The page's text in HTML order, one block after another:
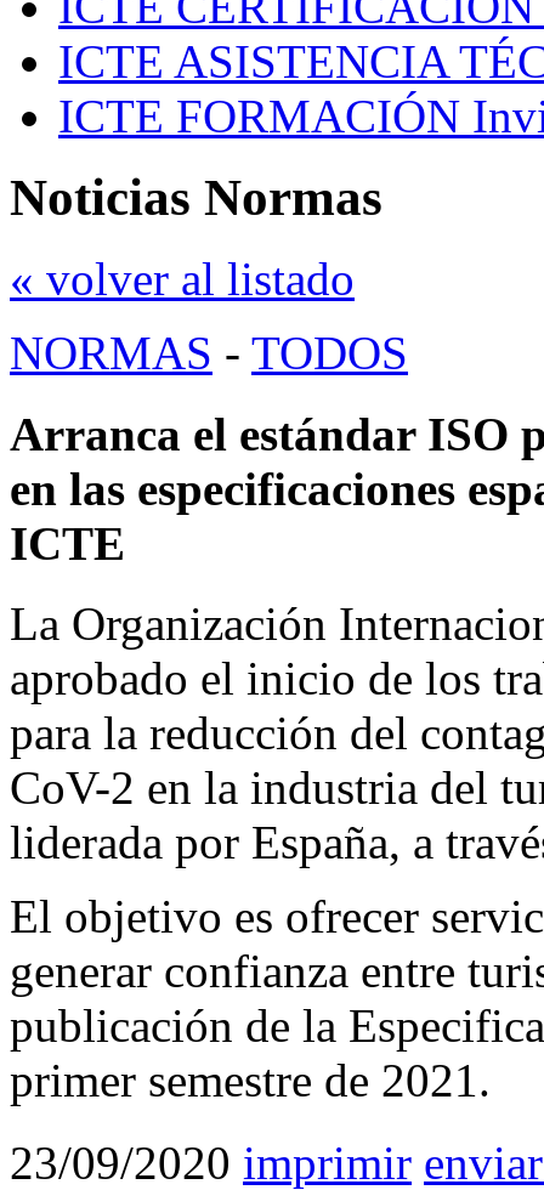
ICTE ASISTENCIA
ICTE FORMACIÓN
Noticias Normas
« volver al listado
NORMAS - TODOS
Arranca el estándar ISO
en las especificaciones
ICTE
La Organización
aprobado el inicio de los
para la reducción del
CoV-2 en la industria del
liderada por España, a
El objetivo es ofrecer
generar confianza entre
publicación de la
primer semestre de 2021.
23/09/2020 imprimir